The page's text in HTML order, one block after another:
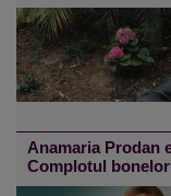
Anamaria Prodan
Complotul bonelor